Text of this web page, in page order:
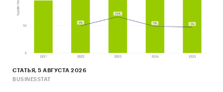
СТАТЬЯ, 5 АВГУСТА 2026
BUSINESSTAT